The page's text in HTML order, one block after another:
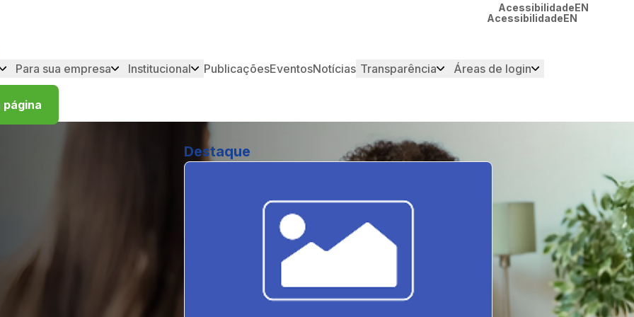
AcessibilidadeEN
Para sua empresa Institucional PublicaçõesEventosNotícias Transparência Áreas de login
AcessibilidadeEN
página
Destaque